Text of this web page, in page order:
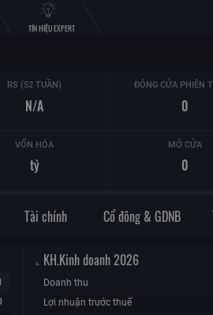
TÍN HIỆU EXPERT
RS (52 TUẦN)
N/A
ĐÓNG CỬA PHIÊN
0
VỐN HÓA
tỷ
MỞ CỬA
0
Tài chính Cổ đông & GDNB
KH.Kinh doanh2026
Doanh thu
Lợi nhuận trước thuế